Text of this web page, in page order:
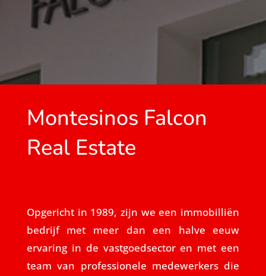
Montesinos Falcon
Real Estate
Opgericht in 1989, zijn we een immobilliën
bedrijf met meer dan een halve eeuw
ervaring in de vastgoedsector en met een
team van professionele medewerkers die